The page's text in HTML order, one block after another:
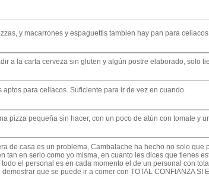
y macarrones y espaguettis tambien hay pan para
a la carta cerveza sin gluten y algún postre elaborado, solo
aptos para celiacos. Suficiente para ir de vez en cuando.
pizza pequeña sin hacer, con un poco de atún con tomate
de casa es un problema, Cambalache ha hecho no solo
tan en serio como yo misma, en cuanto les dices que tienes
el personal es en cada momento el de un personal con
que se puede ir a comer con TOTAL CONFIANZA